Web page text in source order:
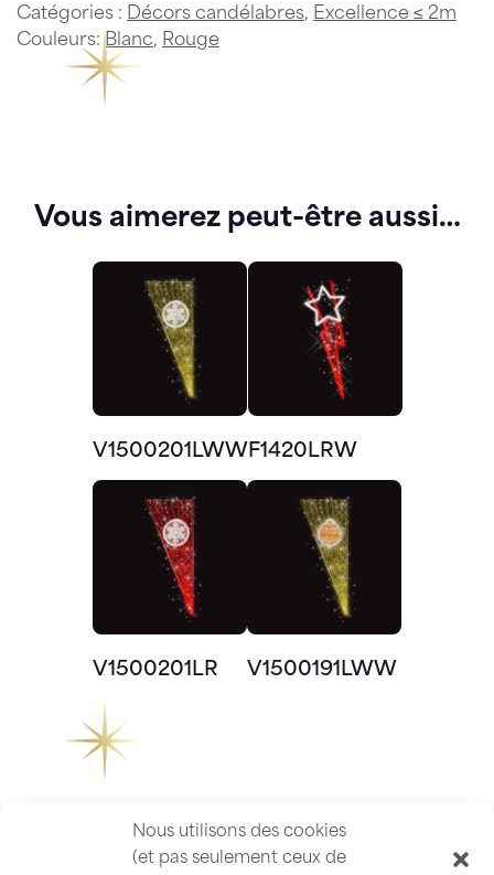
Nous utilisons des cookies
(et pas seulement ceux de
Catégories : Décors candélabres, Excellence ≤ 2m
Couleurs:Blanc, Rouge
Vous aimerez peut-être aussi…
V1500201LWW F1420LRW
V1500201LR V1500191LWW